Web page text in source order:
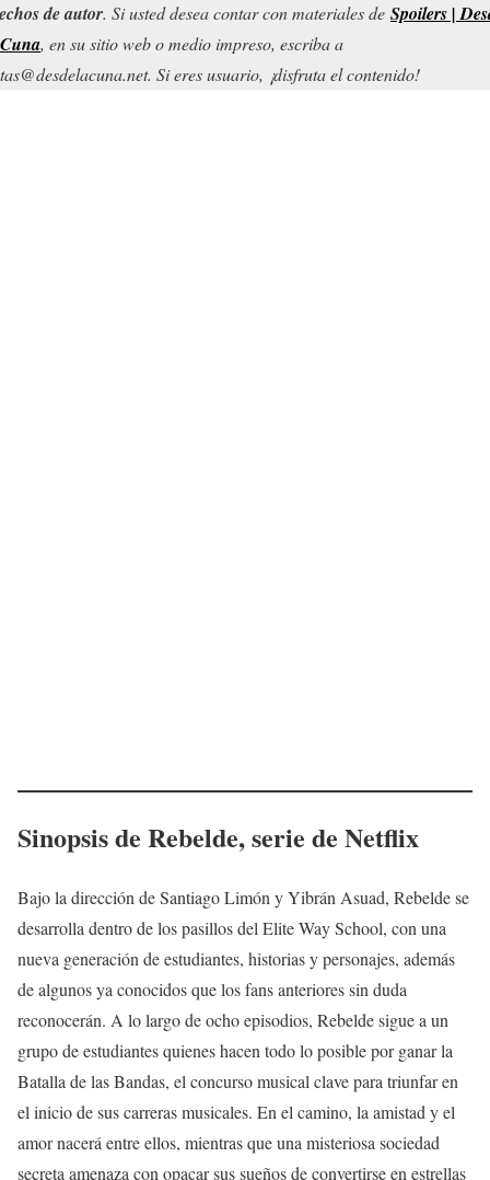
de autor. Si usted desea contar con materiales de Spoilers |
, en su sitio web o medio impreso, escriba a
Si eres usuario, ¡disfruta el contenido!
Sinopsis de Rebelde, serie de Netflix
Bajo la dirección de Santiago Limón y Yibrán Asuad, Rebelde se
desarrolla dentro de los pasillos del Elite Way School, con una
nueva generación de estudiantes, historias y personajes, además
de algunos ya conocidos que los fans anteriores sin duda
reconocerán. A lo largo de ocho episodios, Rebelde sigue a un
grupo de estudiantes quienes hacen todo lo posible por ganar la
Batalla de las Bandas, el concurso musical clave para triunfar en
el inicio de sus carreras musicales. En el camino, la amistad y el
amor nacerá entre ellos, mientras que una misteriosa sociedad
secreta amenaza con opacar sus sueños de convertirse en estrellas